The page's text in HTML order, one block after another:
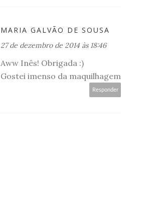
MARIA GALVÃO DE SOUSA
27 de dezembro de 2014 às 18:46
Aww Inês! Obrigada :)
Gostei imenso da maquilhagem
Responder